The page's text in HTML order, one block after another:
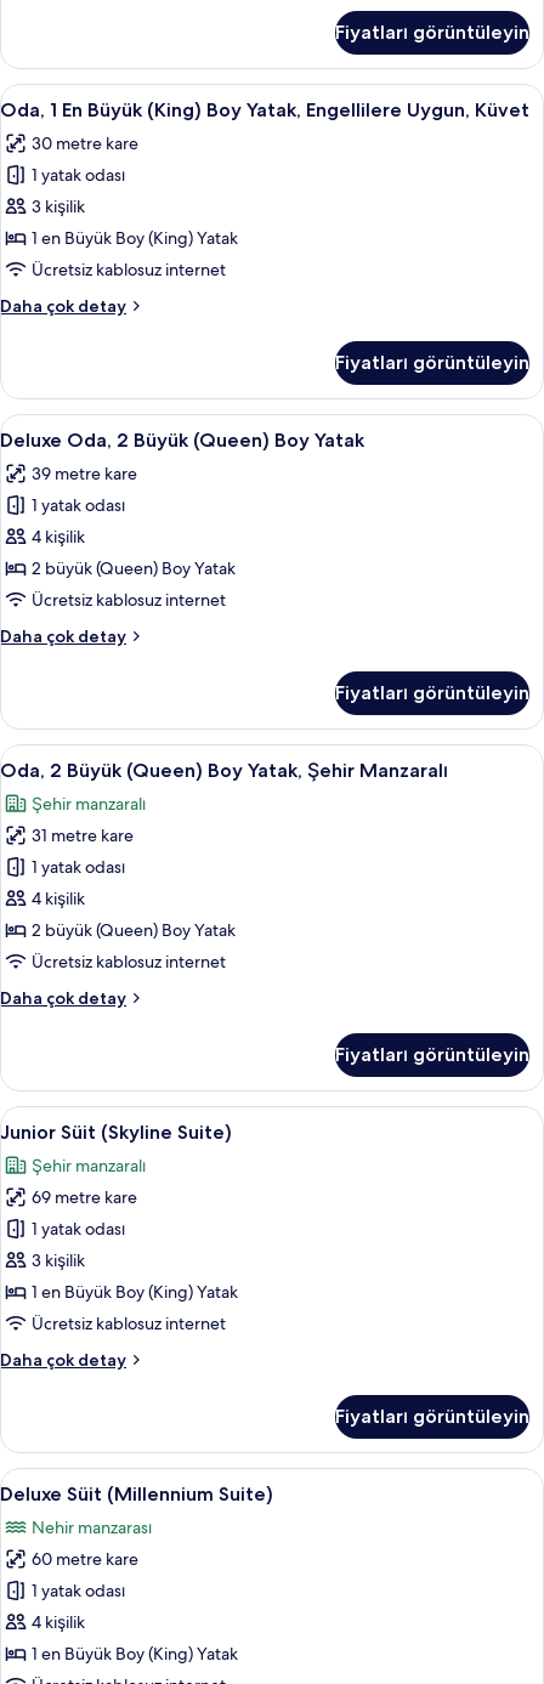
fotoğrafları
görün
Boy
Yatak,
Engellilere
Küvet
hakkında
fazla
detay
Fiyatları görüntüleyin
Oda,
1
En
Büyük
(King)
Boy
Yatak,
Uygun,
tüm
fotoğrafları
görün
Kaliteli yatak takımı, yastık yüzeyli
6
Oda, 1 En Büyük (King) Boy Yatak, Engellilere Uygun, Küvet
30 metre kare
1 yatak odası
3 kişilik
1 en Büyük Boy (King) Yatak
Ücretsiz kablosuz internet
Daha çok detay
Oda,
(King)
Boy
Yatak,
Uygun,
Küvet
daha
fazla
detay
Fiyatları görüntüleyin
Deluxe
Oda,
2
Büyük
(Queen)
Boy
Yatak
tüm
Kaliteli yatak takımı, yastık yüzeyli
4
Deluxe Oda, 2 Büyük (Queen) Boy Yatak
39 metre kare
1 yatak odası
4 kişilik
2 büyük (Queen) Boy Yatak
Ücretsiz kablosuz internet
Daha çok detay
Deluxe
(Queen)
Boy
Yatak
daha
fazla
detay
Fiyatları görüntüleyin
Oda,
2
Büyük
(Queen)
Boy
Yatak,
Şehir
Manzaralı
tüm
5
Oda, 2 Büyük (Queen) Boy Yatak, Şehir Manzaralı
Şehir manzaralı
31 metre kare
1 yatak odası
4 kişilik
2 büyük (Queen) Boy Yatak
Ücretsiz kablosuz internet
Daha çok detay
Oda,
Boy
Yatak,
Şehir
hakkında
daha
fazla
detay
Fiyatları görüntüleyin
Junior
Süit
(Skyline
Suite)
için
tüm
fotoğrafları
görün
Junior Süit (Skyline Suite) | Kaliteli
7
Junior Süit (Skyline Suite)
Şehir manzaralı
69 metre kare
1 yatak odası
3 kişilik
1 en Büyük Boy (King) Yatak
Ücretsiz kablosuz internet
Daha çok detay
Junior
hakkında
daha
fazla
Fiyatları görüntüleyin
Deluxe
Süit
(Millennium
Suite)
için
tüm
fotoğrafları
görün
12
Deluxe Süit (Millennium Suite)
Nehir manzarası
60 metre kare
1 yatak odası
4 kişilik
1 en Büyük Boy (King) Yatak